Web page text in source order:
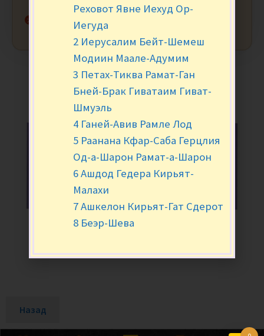
Нет в наличии
Назад
Реховот Явне Иехуд Ор-
Иегуда
2 Иерусалим Бейт-Шемеш
Модиин Маале-Адумим
3 Петах-Тиква Рамат-Ган
Бней-Брак Гиватаим Гиват-
Шмуэль
4 Ганей-Авив Рамле Лод
5 Раанана Кфар-Саба Герцлия
Од-а-Шарон Рамат-а-Шарон
6 Ашдод Гедера Кирьят-
Малахи
7 Ашкелон Кирьят-Гат Сдерот
8 Беэр-Шева